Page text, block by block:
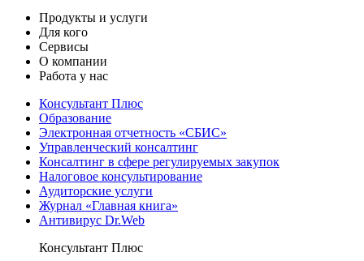
Продукты и услуги
Для кого
Сервисы
О компании
Работа у нас
Консультант Плюс
Образование
Электронная отчетность «СБИС»
Управленческий консалтинг
Консалтинг в сфере регулируемых закупок
Налоговое консультирование
Аудиторские услуги
Журнал «Главная книга»
Антивирус Dr.Web
Консультант Плюс